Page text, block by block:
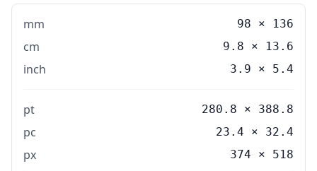
mm 98 × 136
cm 9.8 × 13.6
inch 3.9 × 5.4
pt 280.8 × 388.8
pc 23.4 × 32.4
px 374 × 518